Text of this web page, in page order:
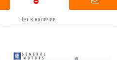
Нет в наличии